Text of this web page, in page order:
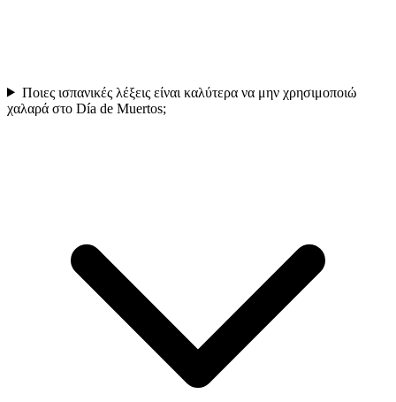
Ποιες ισπανικές λέξεις είναι καλύτερα να μην χρησιμοποιώ
χαλαρά στο Día de Muertos;